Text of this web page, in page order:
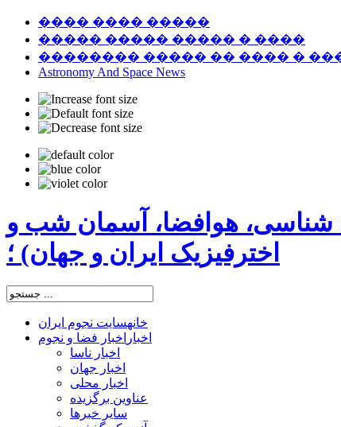
���� ���� �����
����� ����� ����� � ����
�������� ����� �� ���� �
Astronomy And Space News
شناسی، هوافضا، آسمان شب و
اخترفیزیک ایران و جهان) ؛
خانهسایت نجوم ایران
اخبار اخبار فضا و نجوم
اخبار ناسا
اخبار جهان
اخبار محلی
عناوین برگزیده
سایر خبرها